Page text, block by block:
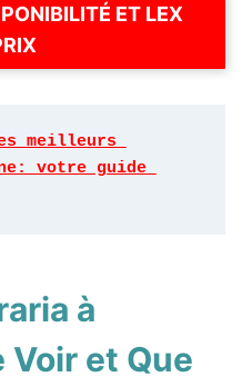
ET LEX
meilleurs
votre guide
à
Voir et Que